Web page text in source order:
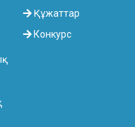
Құжаттар
Конкурс